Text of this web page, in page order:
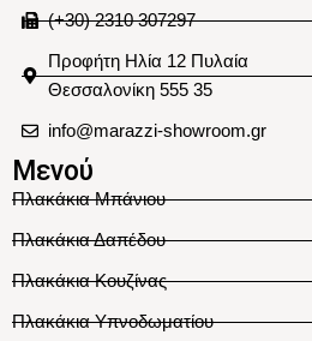
(+30) 2310 307297
Προφήτη Ηλία 12 Πυλαία
Θεσσαλονίκη 555 35
info@marazzi-showroom.gr
Μενού
Πλακάκια Μπάνιου
Πλακάκια Δαπέδου
Πλακάκια Κουζίνας
Πλακάκια Υπνοδωματίου